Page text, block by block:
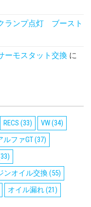
ランプ点灯 ブースト
モスタット交換 に
RECS (33) VW(34)
ルファGT(37)
ンオイル交換(55)
オイル漏れ(21)